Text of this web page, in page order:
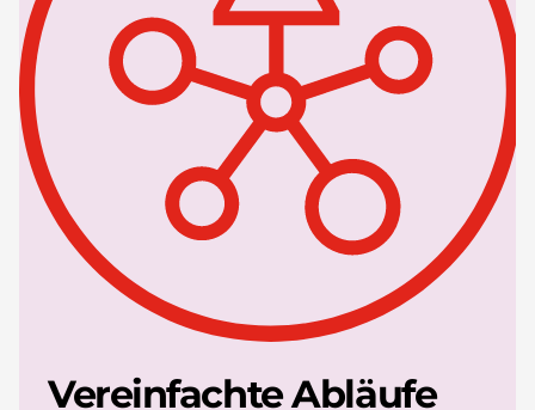
Vereinfachte Abläufe